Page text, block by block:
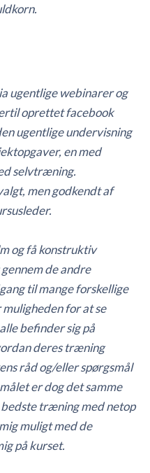
ugentlige webinarer og
oprettet facebook
ugentlige undervisning
en med
selvtræning.
men godkendt af
og få konstruktiv
de andre
til mange forskellige
for at se
befinder sig på
deres træning
råd og/eller spørgsmål
er dog det samme
træning med netop
muligt med de
på kurset.